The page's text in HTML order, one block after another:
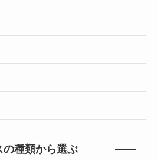
の種類から選ぶ